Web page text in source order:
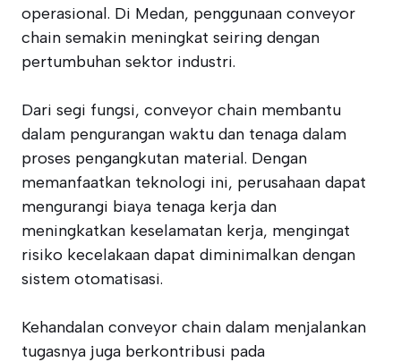
operasional. Di Medan, penggunaan conveyor
chain semakin meningkat seiring dengan
pertumbuhan sektor industri.
Dari segi fungsi, conveyor chain membantu
dalam pengurangan waktu dan tenaga dalam
proses pengangkutan material. Dengan
memanfaatkan teknologi ini, perusahaan dapat
mengurangi biaya tenaga kerja dan
meningkatkan keselamatan kerja, mengingat
risiko kecelakaan dapat diminimalkan dengan
sistem otomatisasi.
Kehandalan conveyor chain dalam menjalankan
tugasnya juga berkontribusi pada